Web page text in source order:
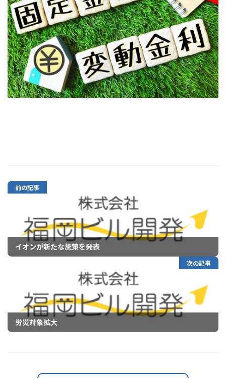
前の記事
イオンが新たな施策を発表
次の記事
労災対象拡大